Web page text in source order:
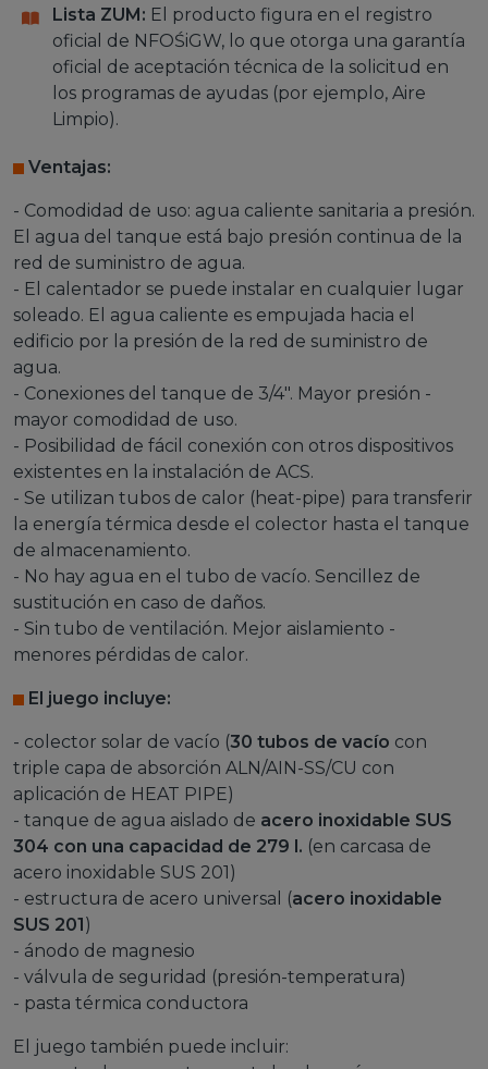
Lista ZUM: El producto figura en el registro
oficial de NFOŚiGW, lo que otorga una garantía
oficial de aceptación técnica de la solicitud en
los programas de ayudas (por ejemplo, Aire
Limpio).
Ventajas:
- Comodidad de uso: agua caliente sanitaria a presión.
El agua del tanque está bajo presión continua de la
red de suministro de agua.
- El calentador se puede instalar en cualquier lugar
soleado. El agua caliente es empujada hacia el
edificio por la presión de la red de suministro de
agua.
- Conexiones del tanque de 3/4". Mayor presión -
mayor comodidad de uso.
- Posibilidad de fácil conexión con otros dispositivos
existentes en la instalación de ACS.
- Se utilizan tubos de calor (heat-pipe) para transferir
la energía térmica desde el colector hasta el tanque
de almacenamiento.
- No hay agua en el tubo de vacío. Sencillez de
sustitución en caso de daños.
- Sin tubo de ventilación. Mejor aislamiento -
menores pérdidas de calor.
El juego incluye:
- colector solar de vacío (30 tubos de vacío con
triple capa de absorción ALN/AIN-SS/CU con
aplicación de HEAT PIPE)
- tanque de agua aislado de acero inoxidable SUS
304 con una capacidad de 279 l. (en carcasa de
acero inoxidable SUS 201)
- estructura de acero universal (acero inoxidable
SUS 201)
- ánodo de magnesio
- válvula de seguridad (presión-temperatura)
- pasta térmica conductora
El juego también puede incluir: